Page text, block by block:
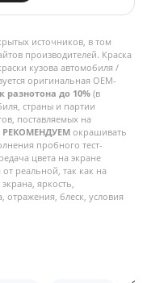
источников, в том
производителей. Краска
кузова автомобиля /
оригинальная OEM-
разнотона до 10%(в
страны и партии
поставляемых на
РЕКОМЕНДУЕМокрашивать
пробного тест-
цвета на экране
реальной, так как на
яркость,
отражения, блеск, условия